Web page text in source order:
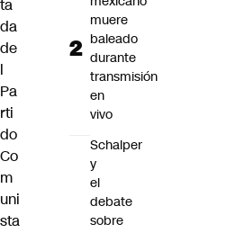
ta
da
de
l
Pa
rti
do
Co
m
uni
sta
muere
baleado
durante
transmisión
en
vivo
Schalper
y
el
debate
sobre